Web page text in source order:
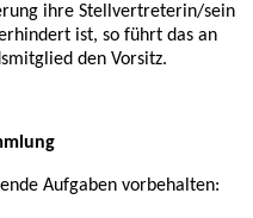
ihre Stellvertreterin/sein
ist, so führt das an
den Vorsitz.
Aufgaben vorbehalten: